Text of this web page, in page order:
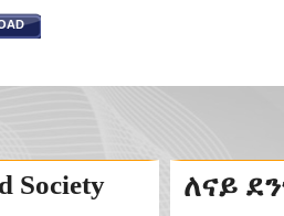
Society ለናይ